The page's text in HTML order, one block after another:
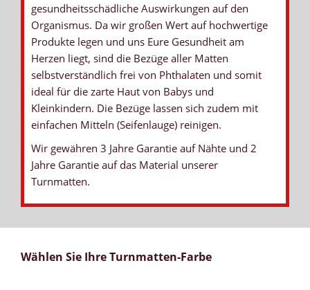
gesundheitsschädliche Auswirkungen auf den
Organismus. Da wir großen Wert auf hochwertige
Produkte legen und uns Eure Gesundheit am
Herzen liegt, sind die Bezüge aller Matten
selbstverständlich frei von Phthalaten und somit
ideal für die zarte Haut von Babys und
Kleinkindern. Die Bezüge lassen sich zudem mit
einfachen Mitteln (Seifenlauge) reinigen.
Wir gewähren 3 Jahre Garantie auf Nähte und 2
Jahre Garantie auf das Material unserer
Turnmatten.
Wählen Sie Ihre Turnmatten-Farbe